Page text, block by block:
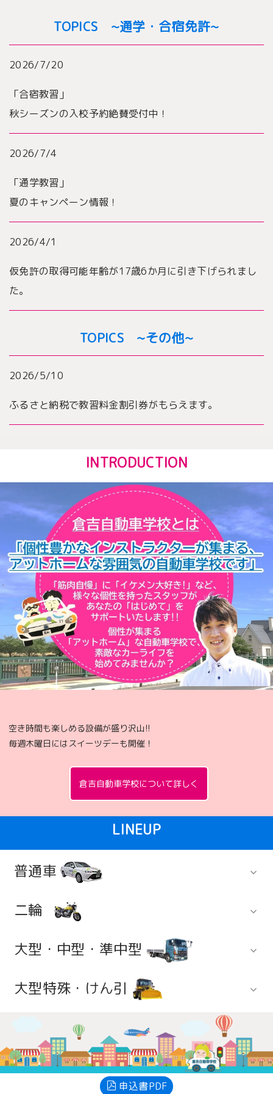
TOPICS ~通学・合宿免許~
2026/7/20
「合宿教習」
秋シーズンの入校予約絶賛受付中！
2026/7/4
「通学教習」
夏のキャンペーン情報！
2026/4/1
仮免許の取得可能年齢が17歳6か月に引き下げられまし
た。
TOPICS ~その他~
2026/5/10
ふるさと納税で教習料金割引券がもらえます。
INTRODUCTION
空き時間も楽しめる設備が盛り沢山!!
毎週木曜日にはスイーツデーも開催！
倉吉自動車学校について詳しく
LINEUP
普通車
で運転できるもの
車両総重量 3,500kg未満
最大積載量 2,000kg未満
乗車定員 10人以下
二輪
大型・中型・準中型
大型車
大型特殊・けん引
大型特殊
申込書PDF